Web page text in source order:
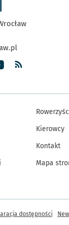
Kierowcy
Kontakt
Mapa
dostępności